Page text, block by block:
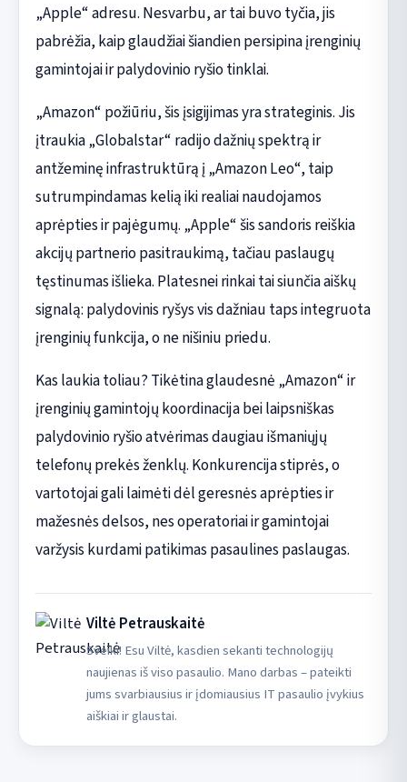
„Apple“ adresu. Nesvarbu, ar tai buvo tyčia, jis
pabrėžia, kaip glaudžiai šiandien persipina įrenginių
gamintojai ir palydovinio ryšio tinklai.
„Amazon“ požiūriu, šis įsigijimas yra strateginis. Jis
įtraukia „Globalstar“ radijo dažnių spektrą ir
antžeminę infrastruktūrą į „Amazon Leo“, taip
sutrumpindamas kelią iki realiai naudojamos
aprėpties ir pajėgumų. „Apple“ šis sandoris reiškia
akcijų partnerio pasitraukimą, tačiau paslaugų
tęstinumas išlieka. Platesnei rinkai tai siunčia aiškų
signalą: palydovinis ryšys vis dažniau taps integruota
įrenginių funkcija, o ne nišiniu priedu.
Kas laukia toliau? Tikėtina glaudesnė „Amazon“ ir
įrenginių gamintojų koordinacija bei laipsniškas
palydovinio ryšio atvėrimas daugiau išmaniųjų
telefonų prekės ženklų. Konkurencija stiprės, o
vartotojai gali laimėti dėl geresnės aprėpties ir
mažesnės delsos, nes operatoriai ir gamintojai
varžysis kurdami patikimas pasaulines paslaugas.
Viltė Petrauskaitė
Sveiki! Esu Viltė, kasdien sekanti technologijų
naujienas iš viso pasaulio. Mano darbas – pateikti
jums svarbiausius ir įdomiausius IT pasaulio įvykius
aiškiai ir glaustai.